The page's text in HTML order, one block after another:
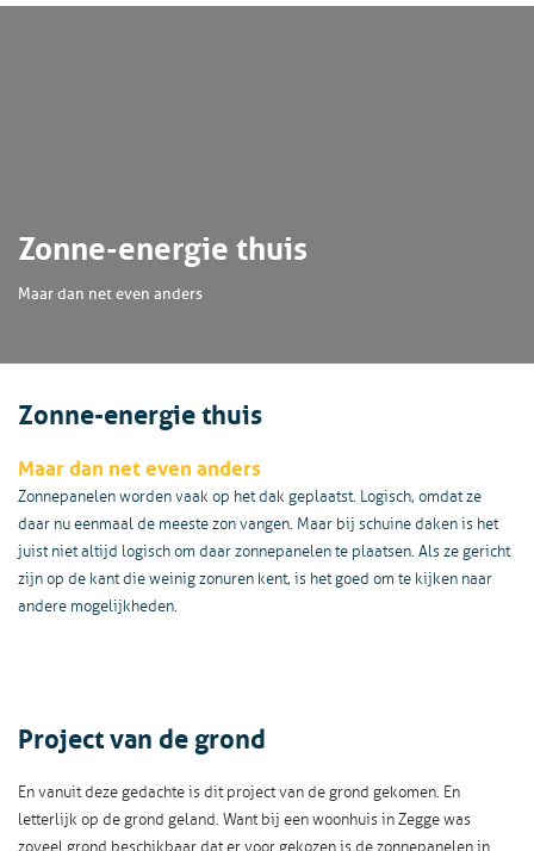
Zonne-energie thuis
Maar dan net even anders
Zonne-energie thuis
Maar dan net even anders
Zonnepanelen worden vaak op het dak geplaatst. Logisch, omdat ze
daar nu eenmaal de meeste zon vangen. Maar bij schuine daken is het
juist niet altijd logisch om daar zonnepanelen te plaatsen. Als ze gericht
zijn op de kant die weinig zonuren kent, is het goed om te kijken naar
andere mogelijkheden.
Project van de grond
En vanuit deze gedachte is dit project van de grond gekomen. En
letterlijk op de grond geland. Want bij een woonhuis in Zegge was